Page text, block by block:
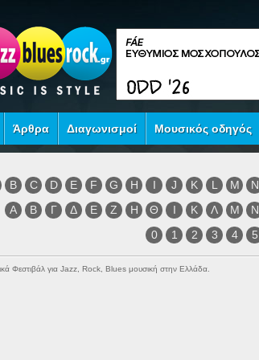
Άρθρα Διαγωνισμοί Μουσικός οδηγός
B C D E F G H I J K L M N
Α
Β Γ Δ Ε Ζ Η Θ Ι Κ Λ Μ Ν
0
1 2 3 4 5
Φεστιβάλ για Jazz, Rock, Blues μουσική στην Ελλάδα.